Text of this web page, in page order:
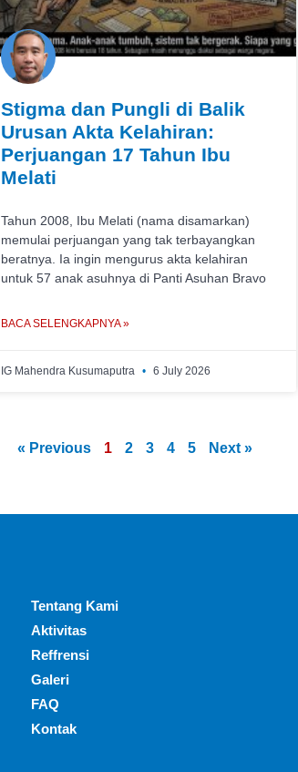
Stigma dan Pungli di Balik
Urusan Akta Kelahiran:
Perjuangan 17 Tahun Ibu
Melati
Tahun 2008, Ibu Melati (nama disamarkan)
memulai perjuangan yang tak terbayangkan
beratnya. Ia ingin mengurus akta kelahiran
untuk 57 anak asuhnya di Panti Asuhan Bravo
BACA SELENGKAPNYA »
IG Mahendra Kusumaputra 6 July 2026
« Previous 1 2 3 4 5 Next »
Tentang Kami
Aktivitas
Reffrensi
Galeri
FAQ
Kontak